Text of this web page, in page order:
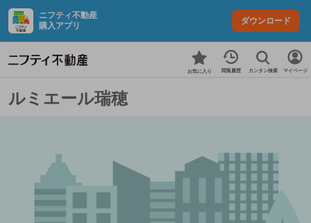
ニフティ不動産
購入アプリ
ダウンロード
お気に入り 閲覧履歴 カンタン検索 マイページ
ルミエール瑞穂